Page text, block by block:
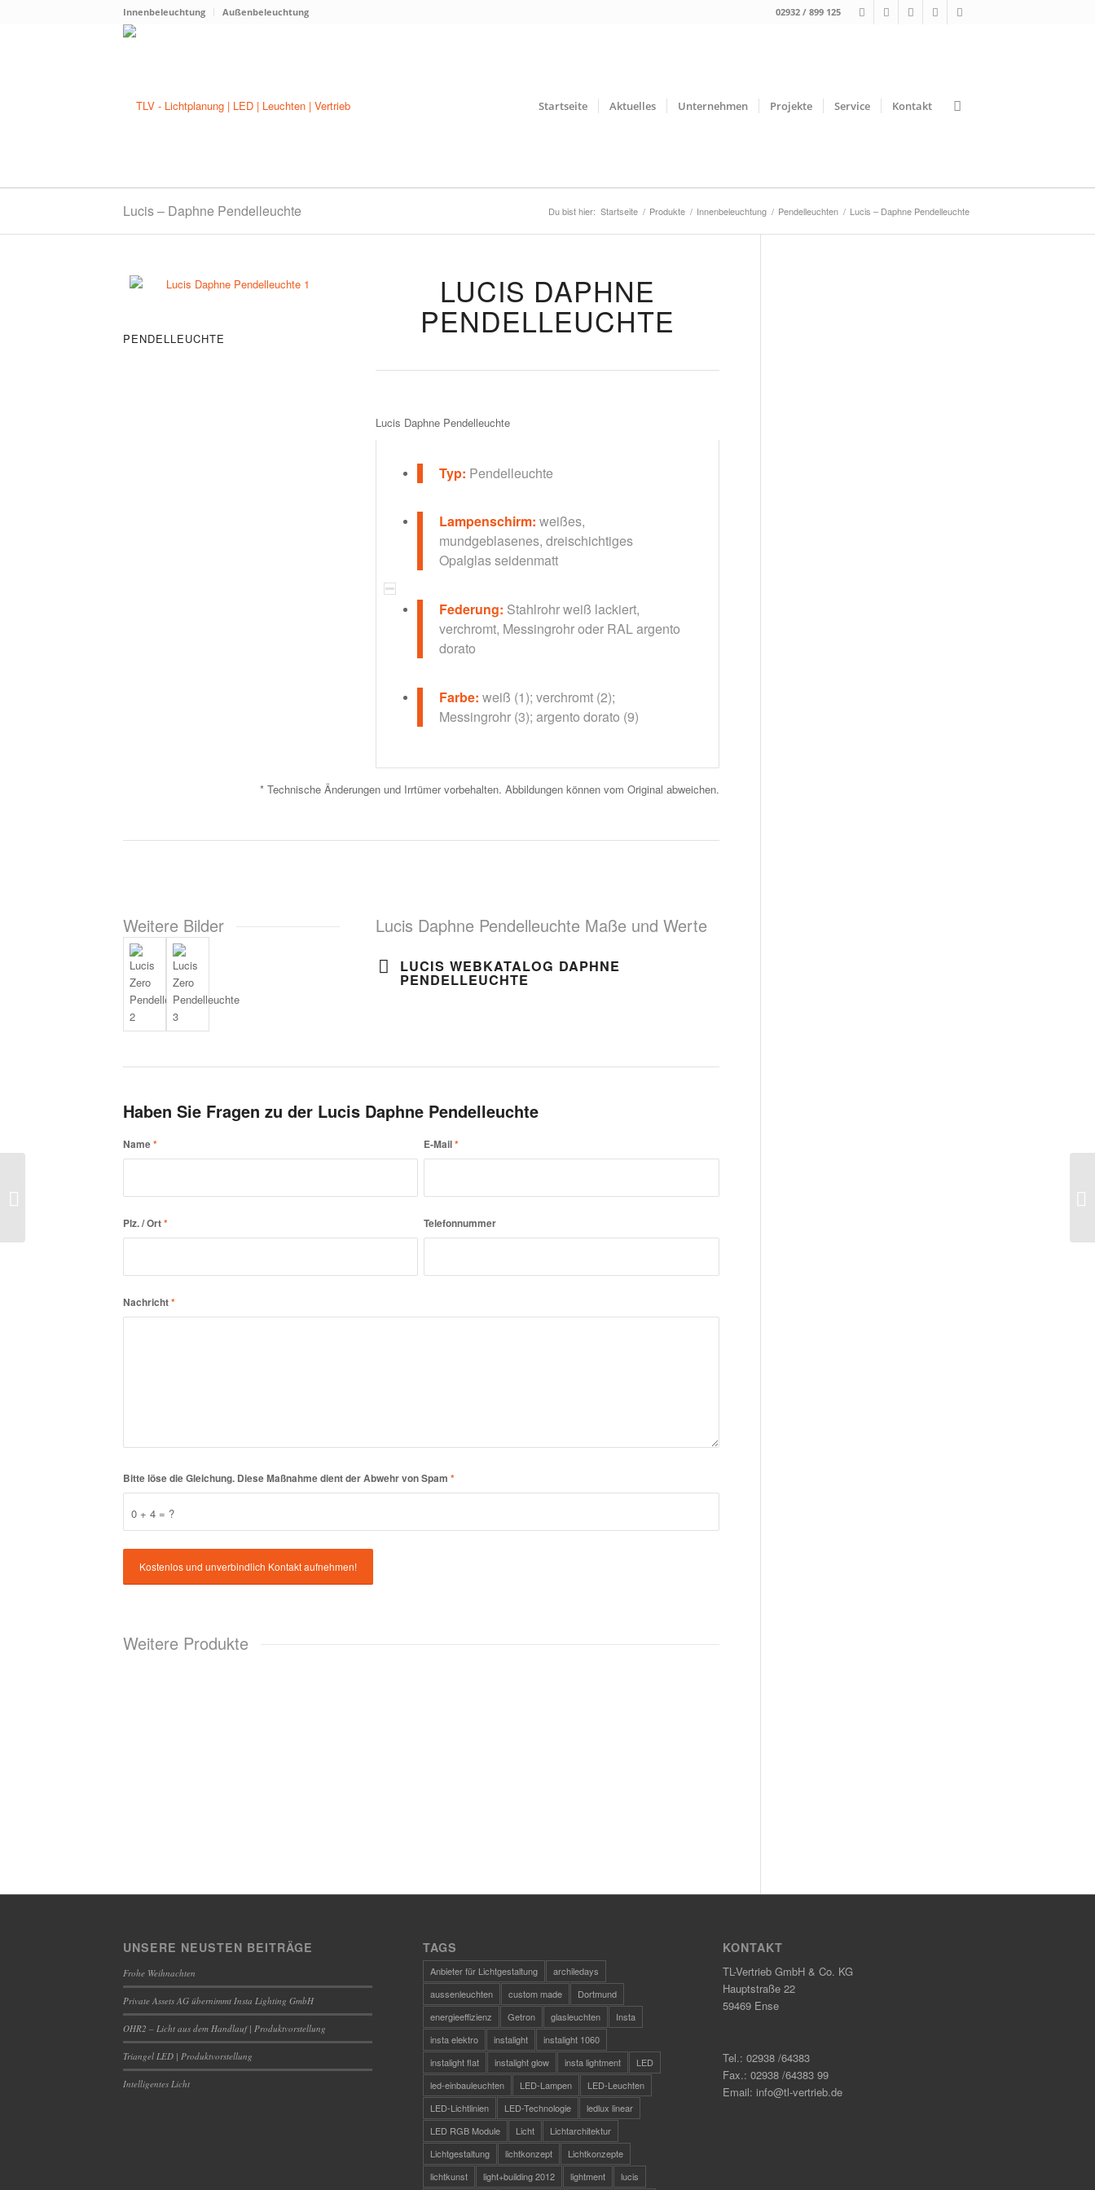
Innenbeleuchtung Außenbeleuchtung 02932 / 899 125
Startseite Aktuelles Unternehmen Projekte Service Kontakt
Lucis – Daphne Pendelleuchte Du bist hier: Startseite / Produkte / Innenbeleuchtung / Pendelleuchten / Lucis – Daphne Pendelleuchte
PENDELLEUCHTE
LUCIS DAPHNE
PENDELLEUCHTE
Lucis Daphne Pendelleuchte
Typ: Pendelleuchte
Lampenschirm: weißes,
mundgeblasenes, dreischichtiges
Opalglas seidenmatt
Federung: Stahlrohr weiß lackiert,
verchromt, Messingrohr oder RAL argento
dorato
Farbe: weiß (1); verchromt (2);
Messingrohr (3); argento dorato (9)
* Technische Änderungen und Irrtümer vorbehalten. Abbildungen können vom Original abweichen.
Weitere Bilder Lucis Daphne Pendelleuchte Maße und Werte
LUCIS WEBKATALOG DAPHNE
PENDELLEUCHTE
Haben Sie Fragen zu der Lucis Daphne Pendelleuchte
Name* E-Mail*
Plz. / Ort* Telefonnummer
Nachricht*
0 + 4 = ?
Bitte löse die Gleichung. Diese Maßnahme dient der Abwehr von Spam *
Weitere Produkte
UNSERE NEUSTEN BEITRÄGE
Frohe Weihnachten
Private Assets AG übernimmt Insta Lighting GmbH
OHR2 – Licht aus dem Handlauf | Produktvorstellung
Triangel LED | Produktvorstellung
Intelligentes Licht
TAGS
Anbieter für Lichtgestaltung
archiledays
aussenleuchten
custom made
Dortmund
energieeffizienz
Getron glasleuchten
Insta
insta elektro
instalight
instalight 1060
instalight flat
instalight glow insta lightment
LED
led-einbauleuchten
LED-Lampen
LED-Leuchten
LED-Lichtlinien
LED-Technologie
ledlux linear
LED RGB Module
Licht
Lichtarchitektur
Lichtgestaltung
lichtkonzept
Lichtkonzepte
lichtkunst
light+building 2012 lightment lucis
KONTAKT
TL-Vertrieb GmbH & Co. KG
Hauptstraße 22
59469 Ense
Tel.: 02938 /64383
Fax.: 02938 /64383 99
Email: info@tl-vertrieb.de